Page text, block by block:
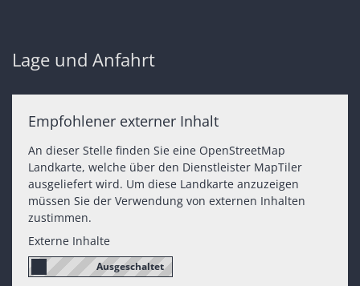
Lage und Anfahrt
Empfohlener externer Inhalt
An dieser Stelle finden Sie eine OpenStreetMap
Landkarte, welche über den Dienstleister MapTiler
ausgeliefert wird. Um diese Landkarte anzuzeigen
müssen Sie der Verwendung von externen Inhalten
zustimmen.
Externe Inhalte